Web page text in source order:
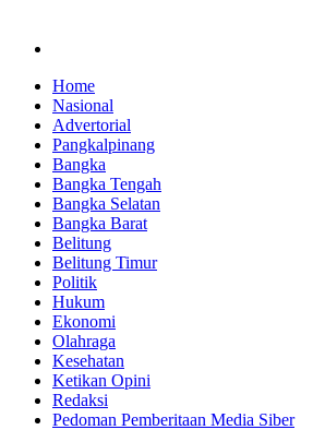
Home
Nasional
Advertorial
Pangkalpinang
Bangka
Bangka Tengah
Bangka Selatan
Bangka Barat
Belitung
Belitung Timur
Politik
Hukum
Ekonomi
Olahraga
Kesehatan
Ketikan Opini
Redaksi
Pedoman Pemberitaan Media Siber